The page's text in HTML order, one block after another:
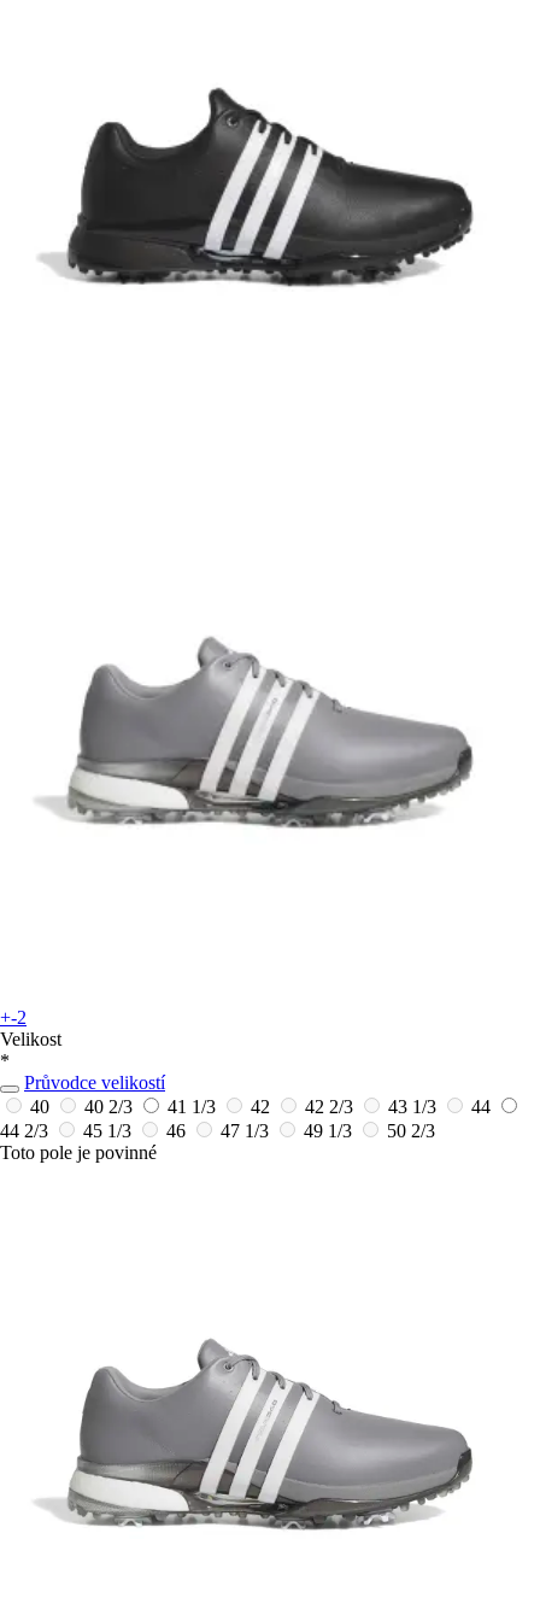
+-2
Velikost
*
Průvodce velikostí
40
40 2/3 41 1/3 42 42 2/3 43 1/3
44
44 2/3
45 1/3 46 47 1/3 49 1/3
50 2/3
Toto pole je povinné